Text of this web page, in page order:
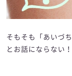
そもそも「あいづ
とお話にならない